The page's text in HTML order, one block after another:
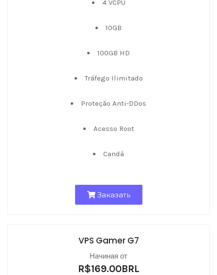
4 VCPU
10GB
100GB HD
Tráfego Ilimitado
Proteção Anti-DDos
Acesso Root
Candá
Заказать
VPS Gamer G7
Начиная от
R$169.00BRL